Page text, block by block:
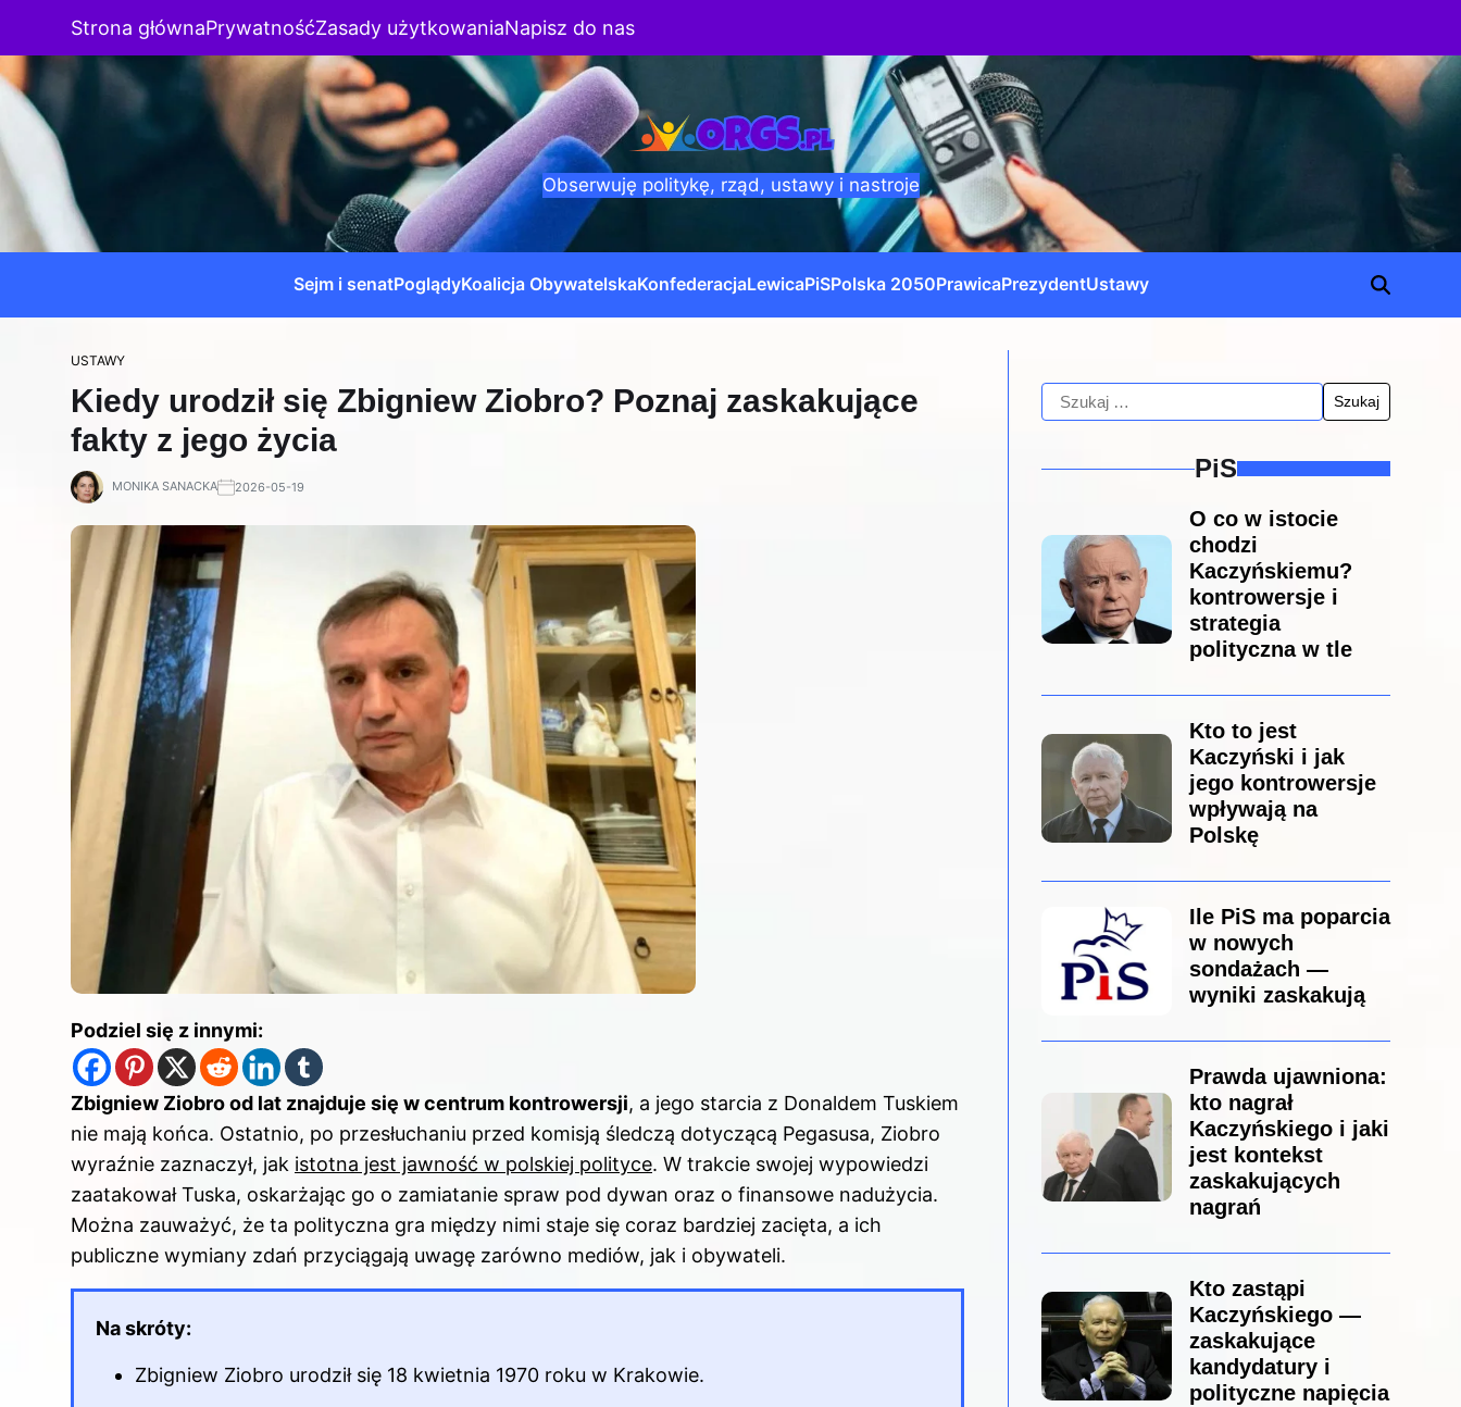
Strona głównaPrywatnośćZasady użytkowaniaNapisz do nas
Obserwuję politykę, rząd, ustawy i nastroje
Sejm i senatPoglądyKoalicja ObywatelskaKonfederacjaLewicaPiSPolska 2050PrawicaPrezydentUstawy
USTAWY
Kiedy urodził się Zbigniew Ziobro? Poznaj zaskakujące
fakty z jego życia
MONIKA SANACKA 2026-05-19
Podziel się z innymi:
Zbigniew Ziobro od lat znajduje się w centrum kontrowersji, a jego starcia z Donaldem Tuskiem
nie mają końca. Ostatnio, po przesłuchaniu przed komisją śledczą dotyczącą Pegasusa, Ziobro
wyraźnie zaznaczył, jak istotna jest jawność w polskiej polityce. W trakcie swojej wypowiedzi
zaatakował Tuska, oskarżając go o zamiatanie spraw pod dywan oraz o finansowe nadużycia.
Można zauważyć, że ta polityczna gra między nimi staje się coraz bardziej zacięta, a ich
publiczne wymiany zdań przyciągają uwagę zarówno mediów, jak i obywateli.
Na skróty:
Zbigniew Ziobro urodził się 18 kwietnia 1970 roku w Krakowie.
PiS
O co w istocie
chodzi
Kaczyńskiemu?
kontrowersje i
strategia
polityczna w tle
Kto to jest
Kaczyński i jak
jego kontrowersje
wpływają na
Polskę
Ile PiS ma poparcia
w nowych
sondażach —
wyniki zaskakują
Prawda ujawniona:
kto nagrał
Kaczyńskiego i jaki
jest kontekst
zaskakujących
nagrań
Kto zastąpi
Kaczyńskiego —
zaskakujące
kandydatury i
polityczne napięcia